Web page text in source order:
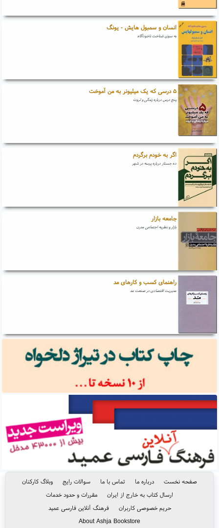
انسان و سمبول هایش - یونگ
به سوی شناخت ناخودآگاه
۵ درسی که یک میلیونر به من آموخت
پنج درس درباره زندگی و ثروت
اگر به خودم برگردم
ده جستار درباره پرسه در شهر
جامعه بازار
بازار و نظریه اجتماعی مدرن
راهنمای کسب و کارهای مد
مدیریت اقتصادی در صنعت مد
صفحه نخست درباره ما تماس با ما سوالات رایج
وبلاگ کارکنان
ارسال کتاب به خارج از ایران
مقررات و حدود خدمات
حریم خصوصی کاربران
فرهنگ آنلاین فارسی عمید
About Ashja Bookstore